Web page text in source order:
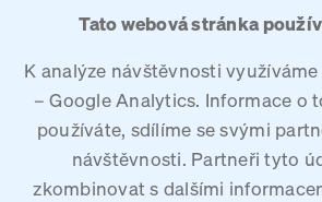
Tato webová stránka
K analýze návštěvnosti
– Google Analytics. Informace o
používáte, sdílíme se svými
návštěvnosti. Partneři tyto
zkombinovat s dalšími